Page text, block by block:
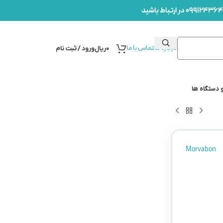
درباره ماتماس با ما ۰ریالورود / ثبت نام
دستگاه ها
Morvabon